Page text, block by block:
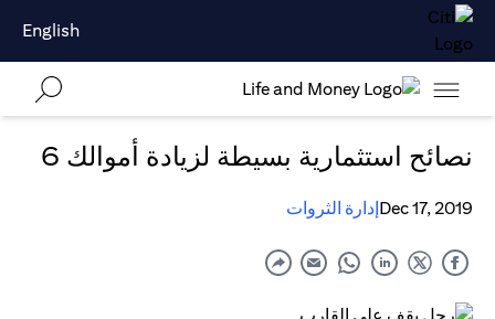
English
نصائح استثمارية بسيطة لزيادة أموالك 6
Dec 17, 2019إدارة الثروات